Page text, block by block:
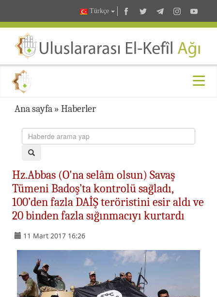
Türkçe
Ana sayfa » Haberler
Hz.Abbas (O'na selâm olsun) Savaş
Tümeni Badoş’ta kontrolü sağladı,
100’den fazla DAİŞ teröristini esir aldı ve
20 binden fazla sığınmacıyı kurtardı
11 Mart 2017 16:26